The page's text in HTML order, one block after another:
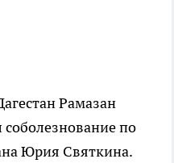
Рамазан
по
Юрия Святкина.